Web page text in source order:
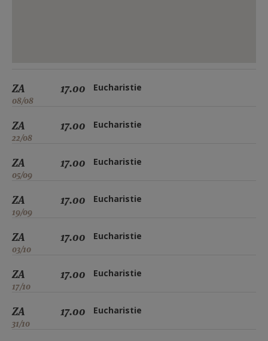
ZA
08/08
17.00 Eucharistie
ZA
22/08
17.00 Eucharistie
ZA
05/09
17.00 Eucharistie
ZA
19/09
17.00 Eucharistie
ZA
03/10
17.00 Eucharistie
ZA
17/10
17.00 Eucharistie
ZA
31/10
17.00 Eucharistie